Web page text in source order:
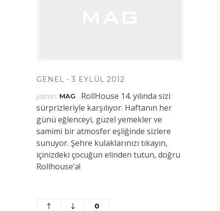
GENEL 3 EYLÜL 2012
yazan: MAG
RollHouse 14. yılında sizi
sürprizleriyle karşılıyor. Haftanın her
günü eğlenceyi, güzel yemekler ve
samimi bir atmosfer eşliğinde sizlere
sunuyor. Şehre kulaklarınızı tıkayın,
içinizdeki çocuğun elinden tutun, doğru
Rollhouse’a!
0